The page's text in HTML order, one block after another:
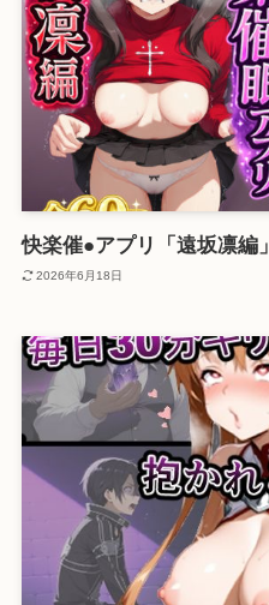
快楽催●アプリ「遠坂凛編」
2026年6月18日